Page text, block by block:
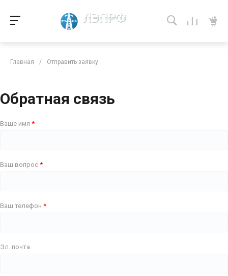
Главная / Отправить заявку
Обратная связь
Ваше имя
Ваш вопрос
Ваш телефон
Эл. почта